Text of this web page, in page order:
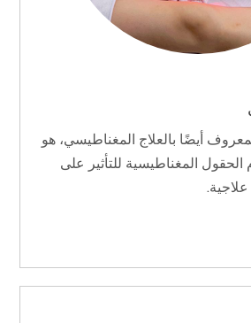
أيضًا بالعلاج المغناطيسي، هو
المغناطيسية للتأثير على